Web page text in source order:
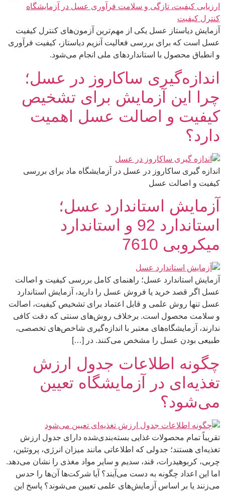
آزمایش دیاستاز عسل یکی از مهم‌ترین آزمون‌های کنترل کیفیت
عسل است که برای بررسی فعالیت آنزیم دیاستاز، کیفیت فرآوری
و انطباق محصول با استانداردهای ملی انجام می‌شود.
اندازه‌گیری ساکاروز در عسل؛
چرا این آزمایش برای تشخیص
کیفیت و اصالت عسل اهمیت
دارد؟
اندازه گیری ساکاروز در عسل در آزمایشگاه ماد برای بررسی
کیفیت و اصالت عسل
آزمایش استاندارد عسل؛
استاندارد 92 و استاندارد
میکروبی 7610
آزمایش استاندارد عسل؛ راهنمای کامل بررسی کیفیت و اصالت
عسل اگر قصد خرید یا فروش عسل را دارید، آزمایش استاندارد
عسل تنها روش علمی و قابل اعتماد برای تشخیص کیفیت، اصالت
و سلامت محصول است. برخلاف روش‌های سنتی که دقت کافی
ندارند، آزمایشگاه‌های معتبر با اندازه‌گیری شاخص‌های تخصصی،
طبیعی بودن عسل را مشخص می‌کنند. در […]
چگونه اطلاعات جدول ارزش
تغذیه‌ای در آزمایشگاه تعیین
می‌شود؟
تقریباً تمام محصولات غذایی بسته‌بندی‌شده دارای جدول ارزش
تغذیه‌ای هستند؛ جدولی که اطلاعاتی مانند میزان انرژی، پروتئین،
چربی، کربوهیدرات، قند، سدیم و سایر مواد مغذی را نشان می‌دهد.
اما این اعداد چگونه به دست می‌آیند؟ آیا شرکت‌ها آن‌ها را حدس
می‌زنند یا بر اساس آزمایش‌های علمی تعیین می‌شوند؟ پاسخ این